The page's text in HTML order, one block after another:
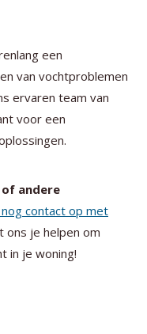
een
van vochtproblemen
ervaren team van
voor een
andere
contact op met
ons je helpen om
in je woning!